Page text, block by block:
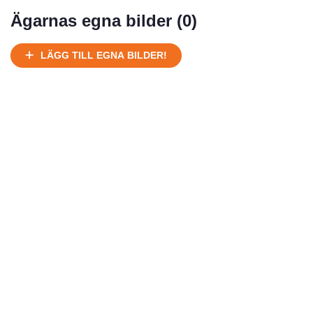
Under normalt skick, kan kräva reparation
Ägarnas egna bilder (0)
LÄGG TILL EGNA BILDER!